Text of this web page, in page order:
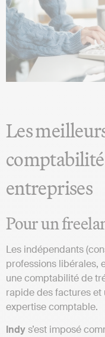
Les
entreprises
Pour un
Les indépendants
professions libérales,
une comptabilité de
rapide des factures
expertise comptable.
Indys’est imposé